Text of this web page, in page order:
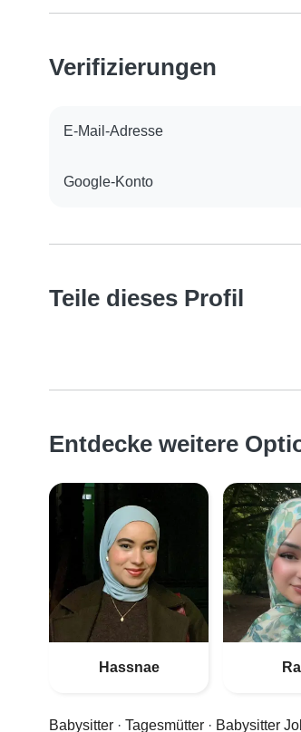
Verifizierungen
E-Mail-Adresse
Google-Konto
Teile dieses Profil
Entdecke weitere
Hassnae
Babysitter · Tagesmütter · Babysitter